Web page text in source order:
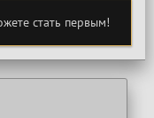
стать первым!